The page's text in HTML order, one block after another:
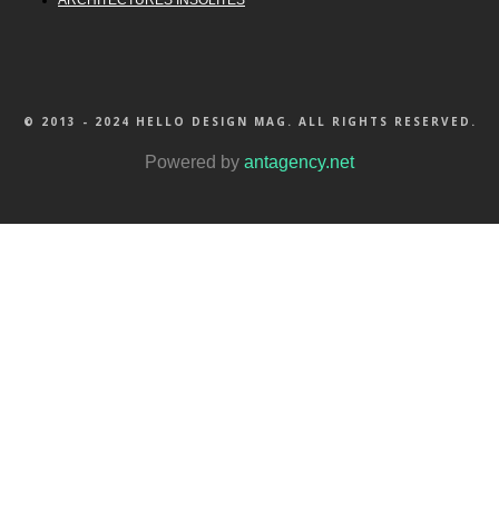
© 2013 - 2024 HELLO DESIGN MAG. ALL RIGHTS RESERVED.
Powered by antagency.net